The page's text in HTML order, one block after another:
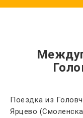
Поездка из
Ярцево